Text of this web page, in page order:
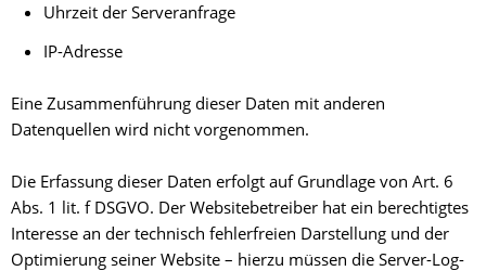
Uhrzeit der Serveranfrage
IP-Adresse
Eine Zusammenführung dieser Daten mit anderen
Datenquellen wird nicht vorgenommen.
Die Erfassung dieser Daten erfolgt auf Grundlage von Art. 6
Abs. 1 lit. f DSGVO. Der Websitebetreiber hat ein berechtigtes
Interesse an der technisch fehlerfreien Darstellung und der
Optimierung seiner Website – hierzu müssen die Server-Log-